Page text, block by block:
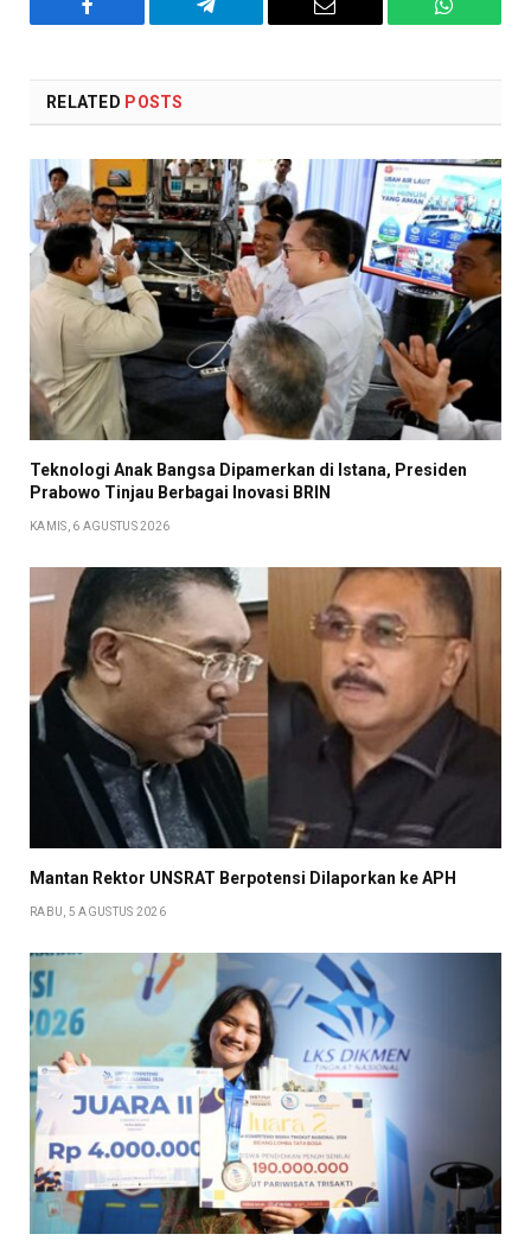
Facebook Telegram Email
RELATED POSTS
Teknologi Anak Bangsa Dipamerkan di Istana, Presiden
Prabowo Tinjau Berbagai Inovasi BRIN
KAMIS, 6 AGUSTUS 2026
Mantan Rektor UNSRAT Berpotensi Dilaporkan ke APH
RABU, 5 AGUSTUS 2026